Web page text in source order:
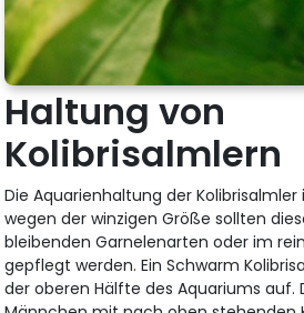
Haltung von
Kolibrisalmlern
Die Aquarienhaltung der
wegen der winzigen Größe sollten
bleibenden Garnelenarten oder im
gepflegt werden. Ein Schwarm
der oberen Hälfte des Aquariums auf.